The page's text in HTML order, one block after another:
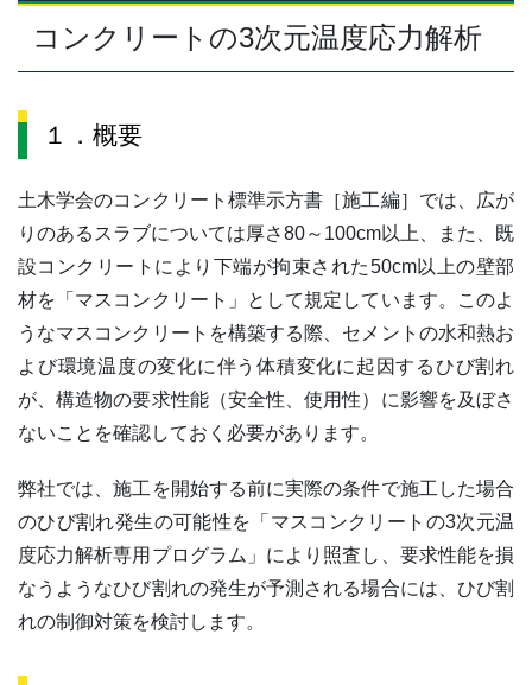
コンクリートの3次元温度応力解析
１．概要
土木学会のコンクリート標準示方書［施工編］では、広が
りのあるスラブについては厚さ80～100cm以上、また、既
設コンクリートにより下端が拘束された50cm以上の壁部
材を「マスコンクリート」として規定しています。このよ
うなマスコンクリートを構築する際、セメントの水和熱お
よび環境温度の変化に伴う体積変化に起因するひび割れ
が、構造物の要求性能（安全性、使用性）に影響を及ぼさ
ないことを確認しておく必要があります。
弊社では、施工を開始する前に実際の条件で施工した場合
のひび割れ発生の可能性を「マスコンクリートの3次元温
度応力解析専用プログラム」により照査し、要求性能を損
なうようなひび割れの発生が予測される場合には、ひび割
れの制御対策を検討します。